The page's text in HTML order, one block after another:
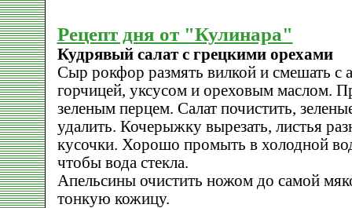
Рецепт дня от "Кулинара"
Кудрявый салат с грецкими орехами
Сыр рокфор размять вилкой и смешать с
горчицей, уксусом и ореховым маслом.
зеленым перцем. Салат почистить,
удалить. Кочерыжку вырезать, листья
кусочки. Хорошо промыть в холодной
чтобы вода стекла.
Апельсины очистить ножом до самой
тонкую кожицу.